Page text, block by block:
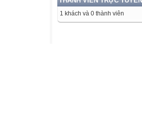
1 khách và 0 thành viên